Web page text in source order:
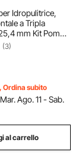
Idropulitrice,
a Tripla
mm Kit Pompe
309,35
per Simpson
40226,
(3)
Ordina subito
Mar. Ago. 11 - Sab.
al carrello